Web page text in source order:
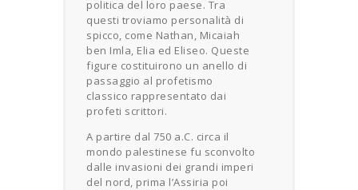
politica del loro paese. Tra
questi troviamo personalità di
spicco, come Nathan, Micaiah
ben Imla, Elia ed Eliseo. Queste
figure costituirono un anello di
passaggio al profetismo
classico rappresentato dai
profeti scrittori.
A partire dal 750 a.C. circa il
mondo palestinese fu sconvolto
dalle invasioni dei grandi imperi
del nord, prima l’Assiria poi